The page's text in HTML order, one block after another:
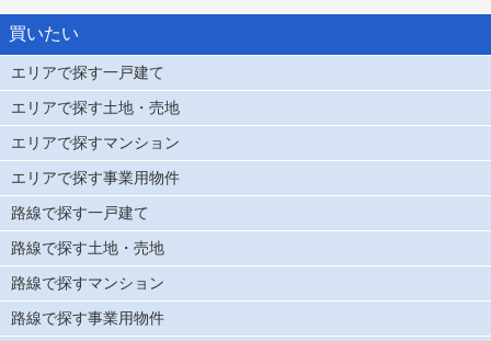
買いたい
エリアで探す一戸建て
エリアで探す土地・売地
エリアで探すマンション
エリアで探す事業用物件
路線で探す一戸建て
路線で探す土地・売地
路線で探すマンション
路線で探す事業用物件